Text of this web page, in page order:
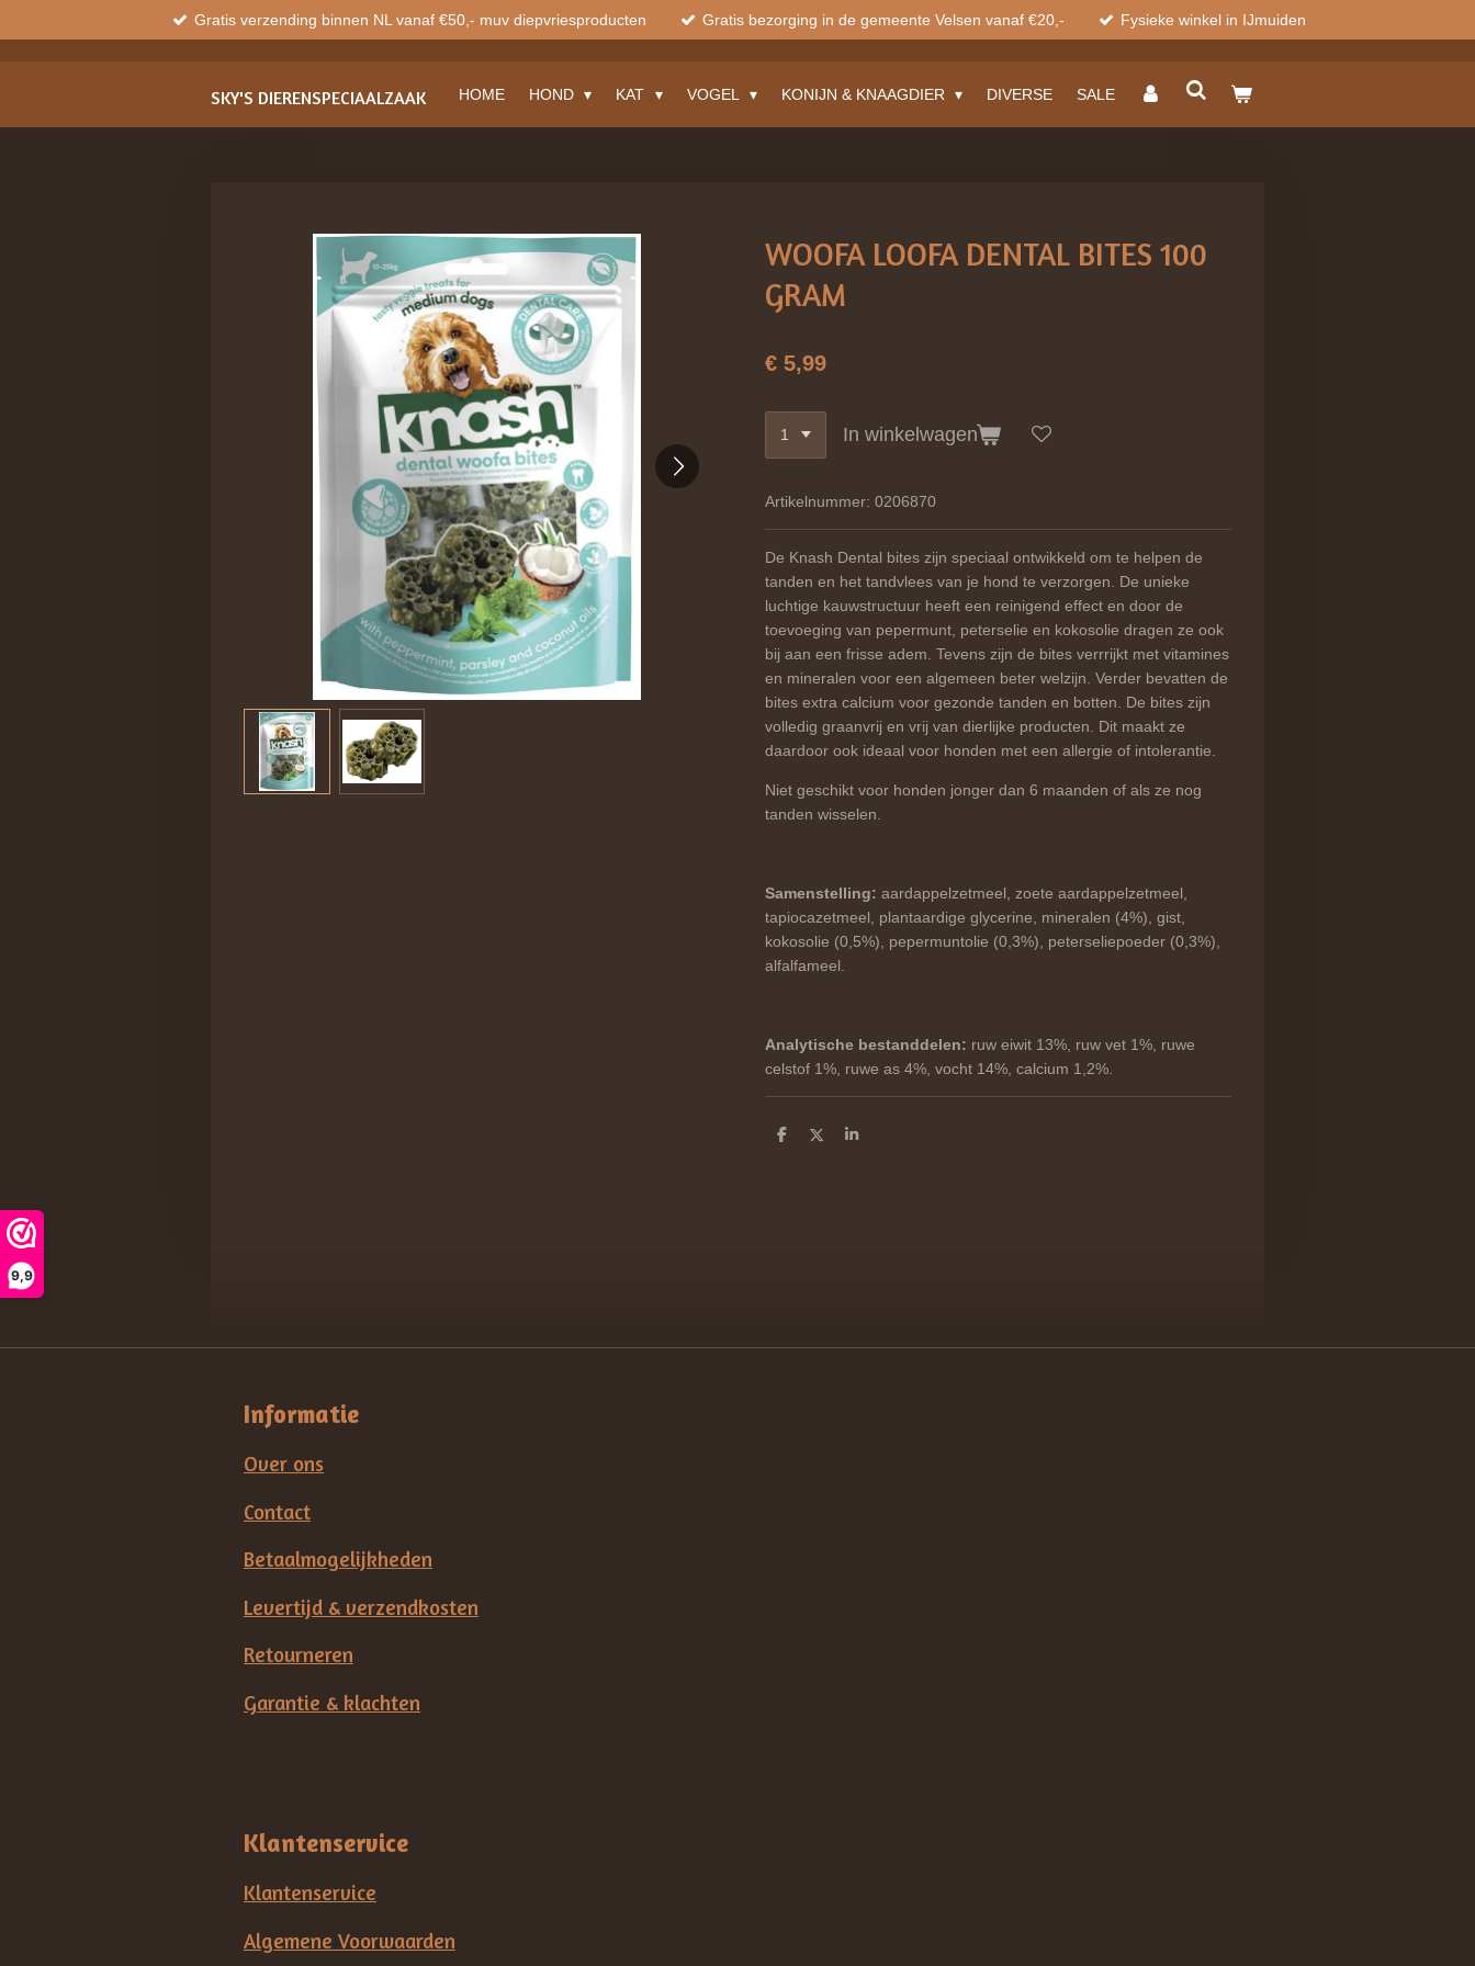
9,9
Gratis verzending binnen NL vanaf €50,- muv diepvriesproducten Gratis bezorging in de gemeente Velsen vanaf €20,- Fysieke winkel in IJmuiden
SKY'S DIERENSPECIAALZAAK HOME HOND KAT VOGEL KONIJN & KNAAGDIER DIVERSE SALE
WOOFA LOOFA DENTAL BITES 100
GRAM
€ 5,99
In winkelwagen
Artikelnummer: 0206870
De Knash Dental bites zijn speciaal ontwikkeld om te helpen de
tanden en het tandvlees van je hond te verzorgen. De unieke
luchtige kauwstructuur heeft een reinigend effect en door de
toevoeging van pepermunt, peterselie en kokosolie dragen ze ook
bij aan een frisse adem. Tevens zijn de bites verrrijkt met vitamines
en mineralen voor een algemeen beter welzijn. Verder bevatten de
bites extra calcium voor gezonde tanden en botten. De bites zijn
volledig graanvrij en vrij van dierlijke producten. Dit maakt ze
daardoor ook ideaal voor honden met een allergie of intolerantie.
Niet geschikt voor honden jonger dan 6 maanden of als ze nog
tanden wisselen.
Samenstelling: aardappelzetmeel, zoete aardappelzetmeel,
tapiocazetmeel, plantaardige glycerine, mineralen (4%), gist,
kokosolie (0,5%), pepermuntolie (0,3%), peterseliepoeder (0,3%),
alfalfameel.
Analytische bestanddelen: ruw eiwit 13%, ruw vet 1%, ruwe
celstof 1%, ruwe as 4%, vocht 14%, calcium 1,2%.
D
D
S
Informatie
Over ons
Contact
Betaalmogelijkheden
Levertijd & verzendkosten
Retourneren
Garantie & klachten
Klantenservice
Klantenservice
Algemene Voorwaarden